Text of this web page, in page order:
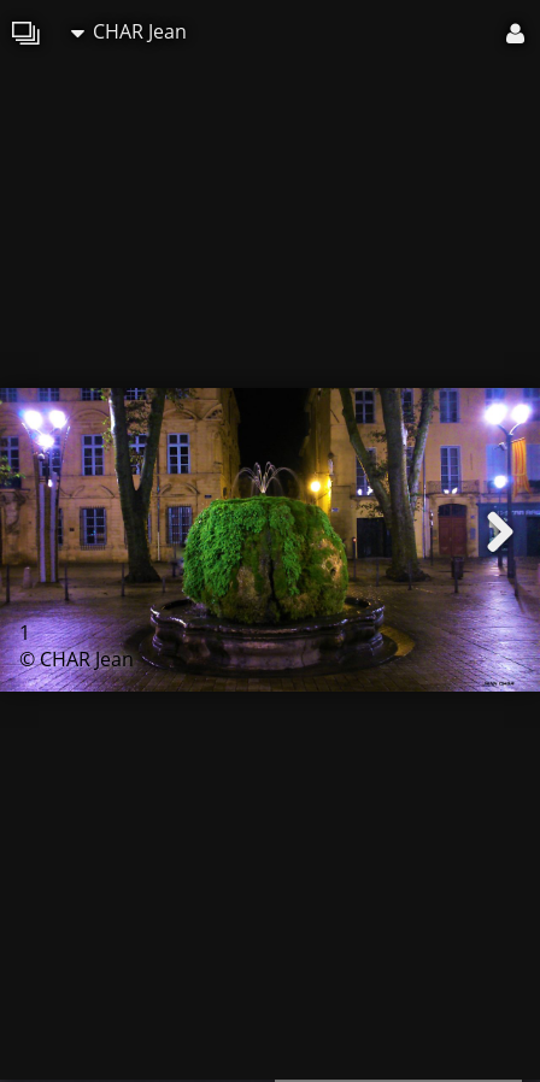
CHAR Jean
1
© CHAR Jean